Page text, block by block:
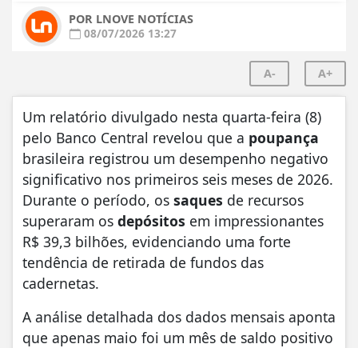
POR LNOVE NOTÍCIAS
08/07/2026 13:27
A- A+
Um relatório divulgado nesta quarta-feira (8)
pelo Banco Central revelou que a poupança
brasileira registrou um desempenho negativo
significativo nos primeiros seis meses de 2026.
Durante o período, os saques de recursos
superaram os depósitos em impressionantes
R$ 39,3 bilhões, evidenciando uma forte
tendência de retirada de fundos das
cadernetas.
A análise detalhada dos dados mensais aponta
que apenas maio foi um mês de saldo positivo